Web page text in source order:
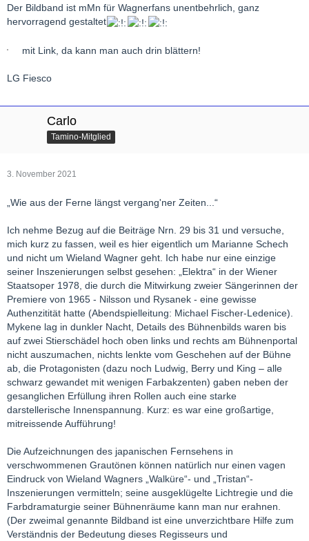
Der Bildband ist mMn für Wagnerfans unentbehrlich, ganz
hervorragend gestaltet
mit Link, da kann man auch drin blättern!
LG Fiesco
Carlo
Tamino-Mitglied
3. November 2021
„Wie aus der Ferne längst vergang'ner Zeiten...“
Ich nehme Bezug auf die Beiträge Nrn. 29 bis 31 und versuche,
mich kurz zu fassen, weil es hier eigentlich um Marianne Schech
und nicht um Wieland Wagner geht. Ich habe nur eine einzige
seiner Inszenierungen selbst gesehen: „Elektra“ in der Wiener
Staatsoper 1978, die durch die Mitwirkung zweier Sängerinnen der
Premiere von 1965 - Nilsson und Rysanek - eine gewisse
Authenzitität hatte (Abendspielleitung: Michael Fischer-Ledenice).
Mykene lag in dunkler Nacht, Details des Bühnenbilds waren bis
auf zwei Stierschädel hoch oben links und rechts am Bühnenportal
nicht auszumachen, nichts lenkte vom Geschehen auf der Bühne
ab, die Protagonisten (dazu noch Ludwig, Berry und King – alle
schwarz gewandet mit wenigen Farbakzenten) gaben neben der
gesanglichen Erfüllung ihren Rollen auch eine starke
darstellerische Innenspannung. Kurz: es war eine großartige,
mitreissende Aufführung!
Die Aufzeichnungen des japanischen Fernsehens in
verschwommenen Grautönen können natürlich nur einen vagen
Eindruck von Wieland Wagners „Walküre“- und „Tristan“-
Inszenierungen vermitteln; seine ausgeklügelte Lichtregie und die
Farbdramaturgie seiner Bühnenräume kann man nur erahnen.
(Der zweimal genannte Bildband ist eine unverzichtbare Hilfe zum
Verständnis der Bedeutung dieses Regisseurs und